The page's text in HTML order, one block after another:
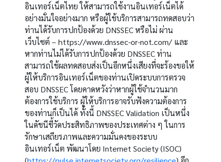
อินเทอร์เน็ตไทย ให้สามารถใช้งานอินเทอร์เน็ตได้
อย่างมั่นใจอย่างมาก หรือผู้ใช้บริการสามารถทดสอบว่า
ท่านได้รับการปกป้องด้วย DNSSECหรือไม่ ผ่าน
เว็บไซต์ – https://www.dnssec-or-not.com/ และ
หากท่านไม่ได้รับการปกป้องด้วย DNSSECท่าน
สามารถใช้ผลทดสอบส่งเป็นอีกหนึ่งเสียงที่จะร้องขอให้
ผู้ให้บริการอินเทอร์เน็ตของท่านเปิดระบบการตรวจ
สอบ DNSSECโดยคาดหวังว่าหากผู้ใช้จำนวนมาก
ต้องการใช้บริการ ผู้ให้บริการอาจรับฟังความต้องการ
ของท่านก็เป็นได้ ทั้งนี้ DNSSEC Validation เป็นหนึ่ง
ในดัชนีชี้วัดประสิทธิภาพของประเทศต่าง ๆ ในการ
รักษาเสถียรภาพและความมั่นคงของระบบ
อินเทอร์เน็ต พัฒนาโดย Internet Society (ISOC)